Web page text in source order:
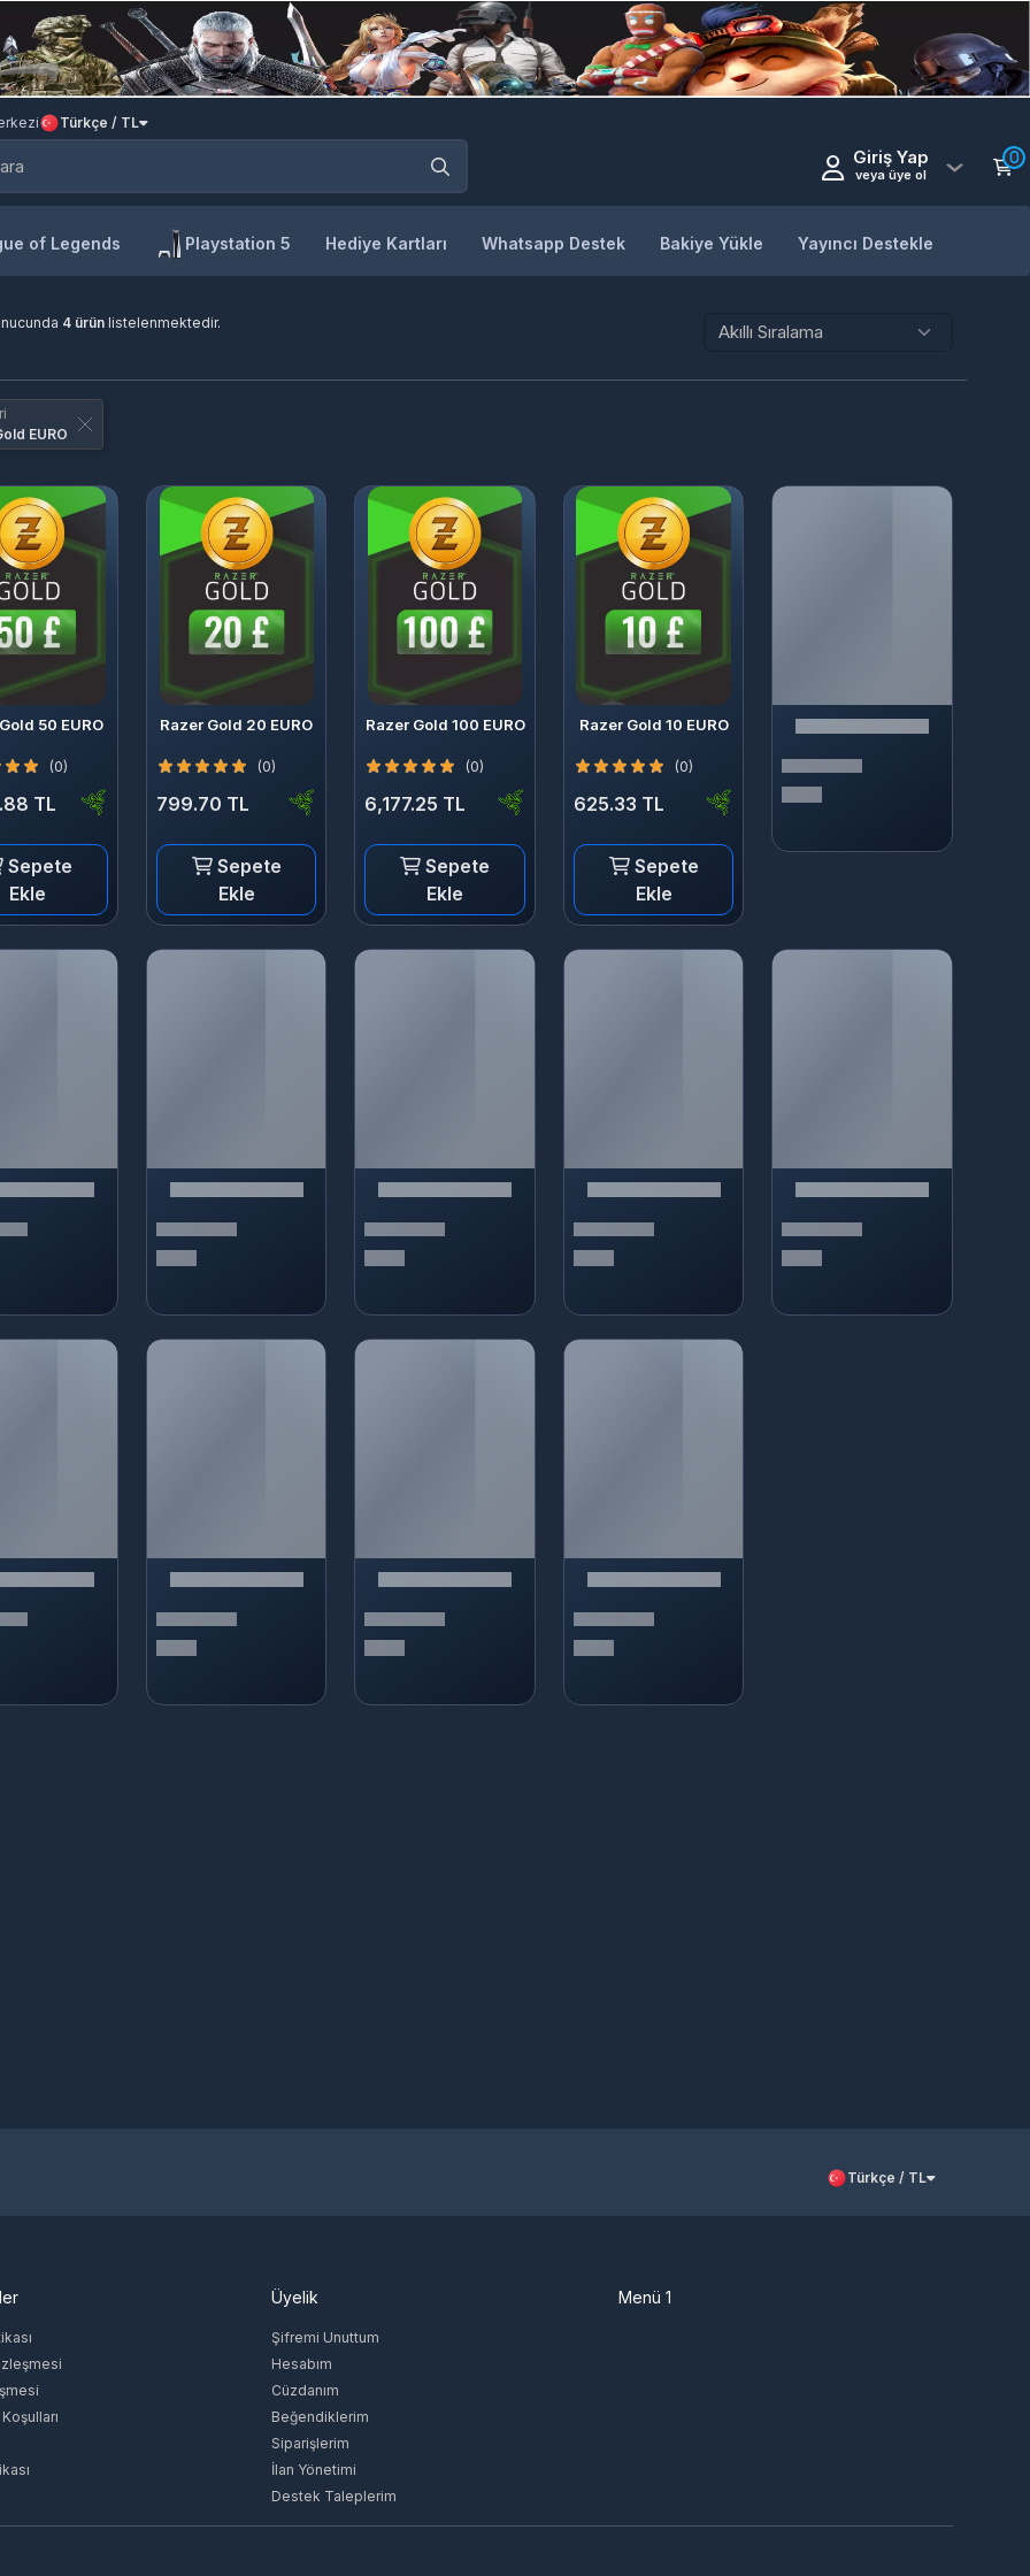
Türkçe / TL
Giriş Yap
veya üye ol
0
of Legends Playstation 5 Hediye Kartları Whatsapp Destek Bakiye Yükle Yayıncı Destekle
4 ürünlistelenmektedir.
EURO
50 EURO
(0)
TL
Sepete
Ekle
Razer Gold 20 EURO
(0)
799.70 TL
Sepete
Ekle
Razer Gold 100 EURO
(0)
6,177.25 TL
Sepete
Ekle
Razer Gold 10 EURO
(0)
625.33 TL
Sepete
Ekle
Türkçe / TL
Üyelik
Şifremi Unuttum
Hesabım
Cüzdanım
Beğendiklerim
Siparişlerim
İlan Yönetimi
Destek Taleplerim
Menü 1